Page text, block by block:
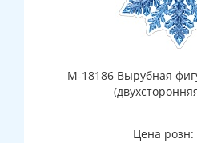
М-18186 Вырубная
Цена розн: